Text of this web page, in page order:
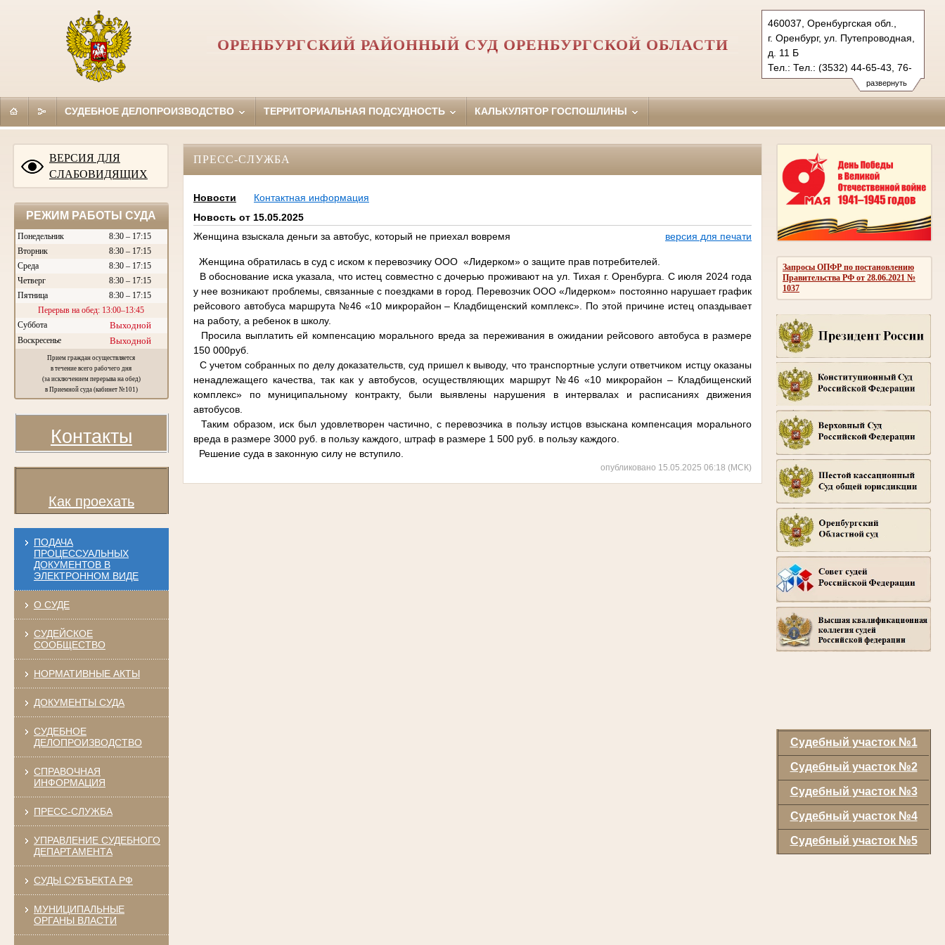
развернуть
460037, Оренбургская обл.,
г. Оренбург, ул. Путепроводная,
д. 11 Б
Тел.: Тел.: (3532) 44-65-43, 76-
13-98
orenburgsky.orb@sudrf.ru
ОРЕНБУРГСКИЙ РАЙОННЫЙ СУД ОРЕНБУРГСКОЙ ОБЛАСТИ
СУДЕБНОЕ ДЕЛОПРОИЗВОДСТВО ТЕРРИТОРИАЛЬНАЯ ПОДСУДНОСТЬ КАЛЬКУЛЯТОР ГОСПОШЛИНЫ
ВЕРСИЯ ДЛЯ
СЛАБОВИДЯЩИХ
РЕЖИМ РАБОТЫ СУДА
Понедельник
8:30 – 17:15
Вторник
8:30 – 17:15
Среда
8:30 – 17:15
Четверг
8:30 – 17:15
Пятница
8:30 – 17:15
Перерыв на обед: 13:00–13:45
Суббота
Выходной
Воскресенье Выходной
Прием граждан осуществляется
в течение всего рабочего дня
(за исключением перерыва на обед)
в Приемной суда (кабинет №101)
Контакты
Как проехать
ПОДАЧА
ПРОЦЕССУАЛЬНЫХ
ДОКУМЕНТОВ В
ЭЛЕКТРОННОМ ВИДЕ
О СУДЕ
СУДЕЙСКОЕ
СООБЩЕСТВО
НОРМАТИВНЫЕ АКТЫ
ДОКУМЕНТЫ СУДА
СУДЕБНОЕ
ДЕЛОПРОИЗВОДСТВО
СПРАВОЧНАЯ
ИНФОРМАЦИЯ
ПРЕСС-СЛУЖБА
УПРАВЛЕНИЕ СУДЕБНОГО
ДЕПАРТАМЕНТА
СУДЫ СУБЪЕКТА РФ
МУНИЦИПАЛЬНЫЕ
ОРГАНЫ ВЛАСТИ
Запросы ОПФР по постановлению
Правительства РФ от 28.06.2021 №
1037
Судебный участок №1
Судебный участок №2
Судебный участок №3
Судебный участок №4
Судебный участок №5
ПРЕСС-СЛУЖБА
Новости
Контактная информация
Новость от 15.05.2025
Женщина взыскала деньги за автобус, который не приехал вовремя
версия для печати
Женщина обратилась в суд с иском к перевозчику ООО «Лидерком» о защите прав потребителей.
В обоснование иска указала, что истец совместно с дочерью проживают на ул. Тихая г. Оренбурга. С июля 2024 года
у нее возникают проблемы, связанные с поездками в город. Перевозчик ООО «Лидерком» постоянно нарушает график
рейсового автобуса маршрута №46 «10 микрорайон – Кладбищенский комплекс». По этой причине истец опаздывает
на работу, а ребенок в школу.
Просила выплатить ей компенсацию морального вреда за переживания в ожидании рейсового автобуса в размере
150 000руб.
С учетом собранных по делу доказательств, суд пришел к выводу, что транспортные услуги ответчиком истцу оказаны
ненадлежащего качества, так как у автобусов, осуществляющих маршрут №46 «10 микрорайон – Кладбищенский
комплекс» по муниципальному контракту, были выявлены нарушения в интервалах и расписаниях движения
автобусов.
Таким образом, иск был удовлетворен частично, с перевозчика в пользу истцов взыскана компенсация морального
вреда в размере 3000 руб. в пользу каждого, штраф в размере 1 500 руб. в пользу каждого.
Решение суда в законную силу не вступило.
опубликовано 15.05.2025 06:18 (МСК)